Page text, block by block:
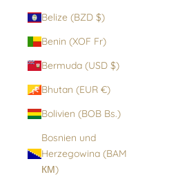
Belize (BZD $)
Benin (XOF Fr)
Bermuda (USD $)
Bhutan (EUR €)
Bolivien (BOB Bs.)
Bosnien und
Herzegowina (BAM
КМ)